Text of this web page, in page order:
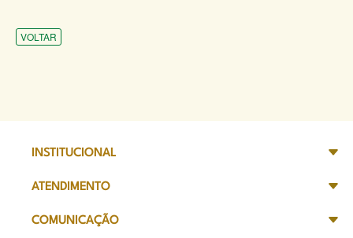
VOLTAR
INSTITUCIONAL
ATENDIMENTO
COMUNICAÇÃO